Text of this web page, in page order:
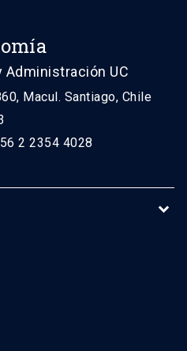
Administración UC
Macul. Santiago, Chile
2 2354 4028